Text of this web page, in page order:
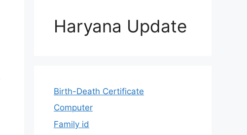
Haryana Update
Birth-Death Certificate
Computer
Family id